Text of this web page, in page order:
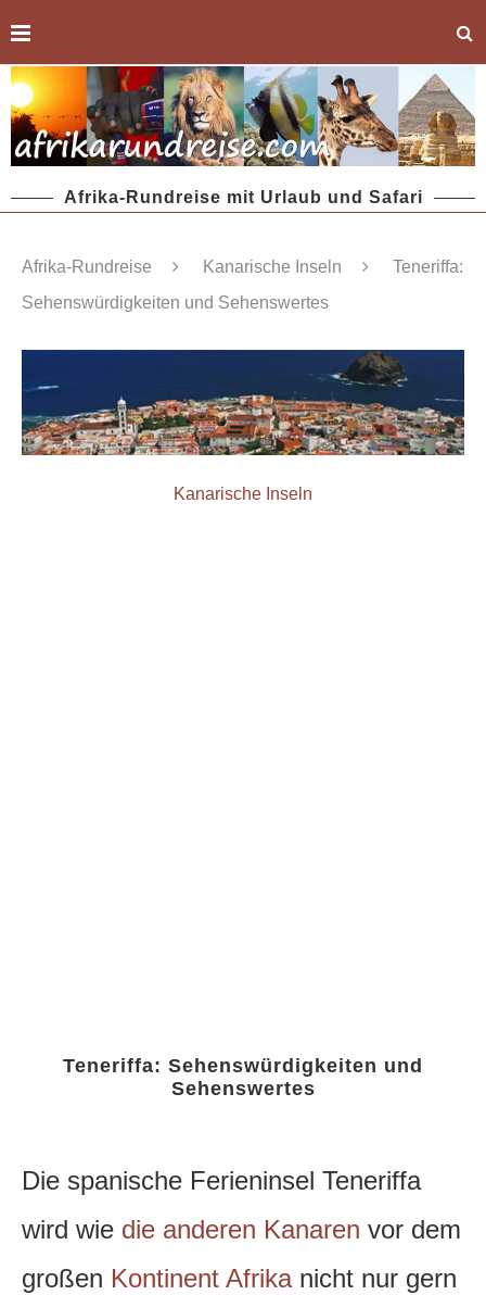
Afrika-Rundreise mit Urlaub und Safari
Afrika-Rundreise Kanarische Inseln
Teneriffa:
Sehenswürdigkeiten und Sehenswertes
Kanarische Inseln
Teneriffa: Sehenswürdigkeiten und
Sehenswertes
Die spanische Ferieninsel Teneriffa
wird wie die anderen Kanaren vor dem
großen Kontinent Afrikanicht nur gern